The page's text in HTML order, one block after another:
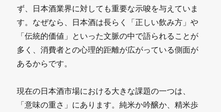
ず、日本酒業界に対しても重要な示唆を与えていま
す。なぜなら、日本酒は長らく「正しい飲み方」や
「伝統的価値」といった文脈の中で語られることが
多く、消費者との心理的距離が広がっている側面が
あるからです。
現在の日本酒市場における大きな課題の一つは、
「意味の重さ」にあります。純米か吟醸か、精米歩